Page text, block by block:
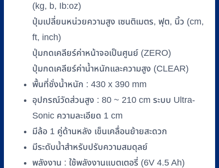
(kg, b, Ib:oz)
ปุ่มเปลี่ยนหน่วยความสูง เซนติเมตร, ฟุต, นิ้ว (cm,
ft, inch)
ปุ่มกดเคลียร์ค่าหน้าจอเป็นศูนย์ (ZERO)
ปุ่มกดเคลียร์ค่าน้ำหนักและความสูง (CLEAR)
พื้นที่ชั่งน้ำหนัก : 430 x 390 mm
อุปกรณ์วัดส่วนสูง : 80 ~ 210 cm ระบบ Ultra-
Sonic ความละเอียด 1 cm
มีล้อ 1 คู่ด้านหลัง เข็นเคลื่อนย้ายสะดวก
มีระดับน้ำสำหรับปรับความสมดุลย์
พลังงาน : ใช้พลังงานแบตเตอรี่ (6V 4.5 Ah)